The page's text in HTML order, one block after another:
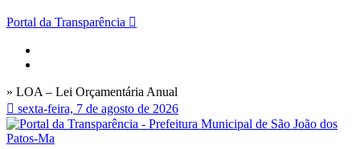
Portal da Transparência
» LOA – Lei Orçamentária Anual
sexta-feira, 7 de agosto de 2026